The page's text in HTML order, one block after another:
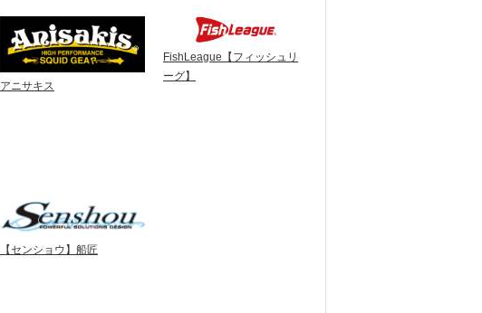
アニサキス
FishLeague【フィッシュリ
ーグ】
【センショウ】船匠